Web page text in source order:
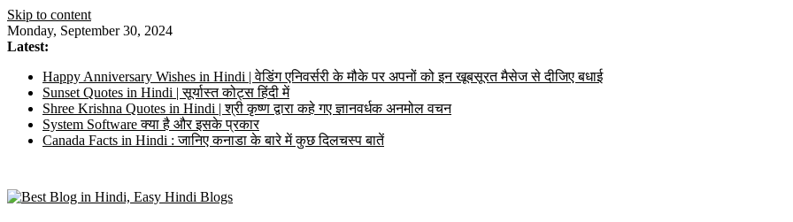
Skip to content
Monday, September 30, 2024
Latest:
Happy Anniversary Wishes in Hindi | वेडिंग एनिवर्सरी के मौके पर अपनों को इन खूबसूरत मैसेज से दीजिए बधाई
Sunset Quotes in Hindi | सूर्यास्त कोट्स हिंदी में
Shree Krishna Quotes in Hindi | श्री कृष्ण द्वारा कहे गए ज्ञानवर्धक अनमोल वचन
System Software क्या है और इसके प्रकार
Canada Facts in Hindi : जानिए कनाडा के बारे में कुछ दिलचस्प बातें